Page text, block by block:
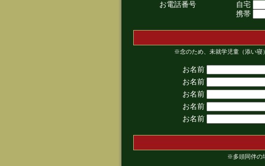
お電話番号
自宅
携帯
※念のため、未就学児童（添い寝
お名前
お名前
お名前
お名前
お名前
※多頭同伴の